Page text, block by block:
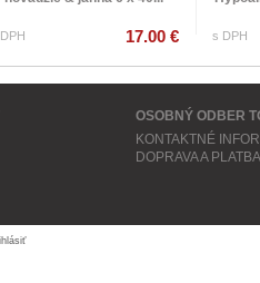
17.00 € s DPH
OSOBNÝ ODBER
KONTAKTNÉ
DOPRAVA A PLATBA